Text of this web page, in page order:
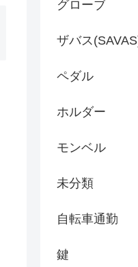
グローブ
ザバス
ペダル
ホルダー
モンベル
未分類
自転車通勤
鍵